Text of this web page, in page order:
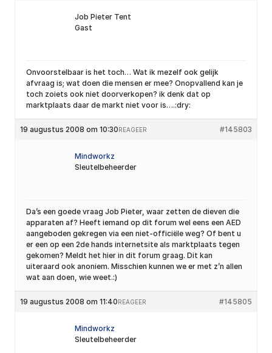
Job Pieter Tent
Gast
Onvoorstelbaar is het toch… Wat ik mezelf ook gelijk
afvraag is; wat doen die mensen er mee? Onopvallend kan je
toch zoiets ook niet doorverkopen? ik denk dat op
marktplaats daar de markt niet voor is….:dry:
19 augustus 2008 om 10:30 #145803
REAGEER
Mindworkz
Sleutelbeheerder
Da’s een goede vraag Job Pieter, waar zetten de dieven die
apparaten af? Heeft iemand op dit forum wel eens een AED
aangeboden gekregen via een niet-officiële weg? Of bent u
er een op een 2de hands internetsite als marktplaats tegen
gekomen? Meldt het hier in dit forum graag. Dit kan
uiteraard ook anoniem. Misschien kunnen we er met z’n allen
wat aan doen, wie weet.:)
19 augustus 2008 om 11:40 #145805
REAGEER
Mindworkz
Sleutelbeheerder